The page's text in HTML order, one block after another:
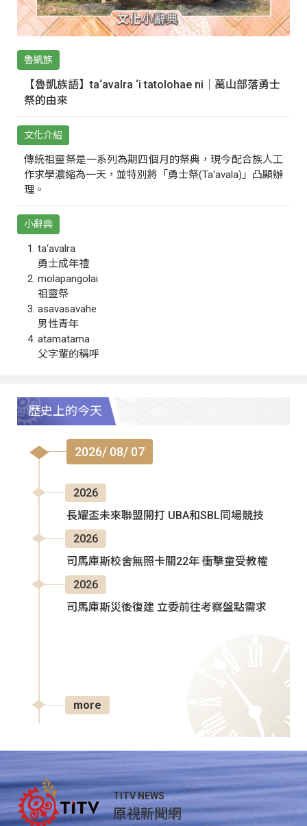
魯凱族
【魯凱族語】ta‘avalra ‘i tatolohae ni｜萬山部落勇士
祭的由來
文化介紹
傳統祖靈祭是一系列為期四個月的祭典，現今配合族人工
作求學濃縮為一天，並特別將「勇士祭(Ta‘avala)」凸顯辦
理。
小辭典
ta‘avalra
勇士成年禮
molapangolai
祖靈祭
asavasavahe
男性青年
atamatama
父字輩的稱呼
歷史上的今天
2026/ 08/ 07
2026
長耀盃未來聯盟開打 UBA和SBL同場競技
2026
司馬庫斯校舍無照卡關22年 衝擊童受教權
2026
司馬庫斯災後復建 立委前往考察盤點需求
more
TITV NEWS
原視新聞網